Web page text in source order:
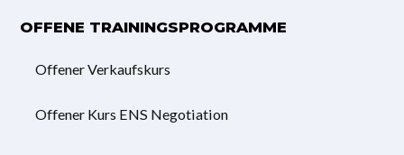
OFFENE TRAININGSPROGRAMME
Offener Verkaufskurs
Offener Kurs ENS Negotiation